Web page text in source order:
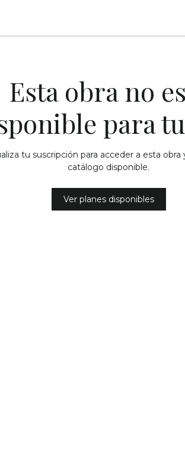
Esta obra no
para
tu suscripción para acceder a esta obra
catálogo disponible.
Ver planes disponibles